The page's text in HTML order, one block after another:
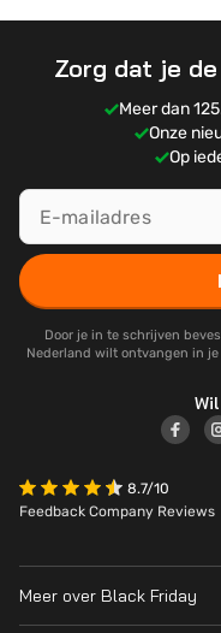
Zorg dat je
Meer dan
Onze
Op
Door je in te schrijven
Nederland wilt ontvangen in
8.7/10
Feedback Company Reviews
Meer over Black Friday